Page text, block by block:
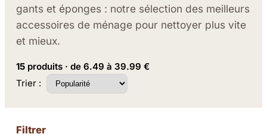
gants et éponges : notre sélection des meilleurs
accessoires de ménage pour nettoyer plus vite
et mieux.
15 produits · de 6.49 à 39.99 €
Trier :
Filtrer